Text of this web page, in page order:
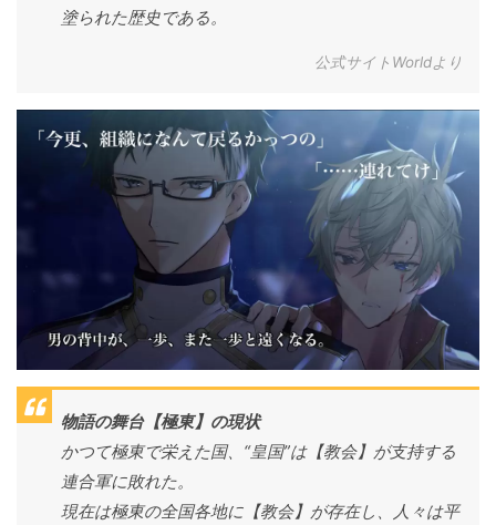
塗られた歴史である。
公式サイトWorldより
物語の舞台【極東】の現状
かつて極東で栄えた国、“皇国”は【教会】が支持する
連合軍に敗れた。
現在は極東の全国各地に【教会】が存在し、人々は平